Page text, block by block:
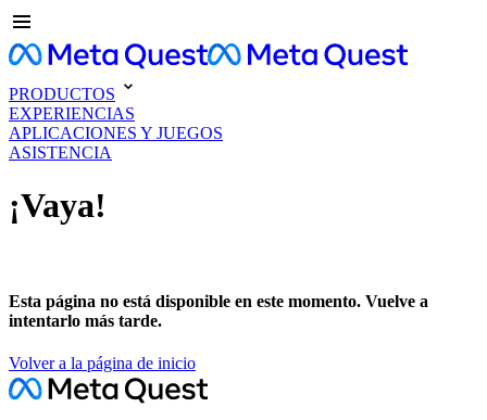
PRODUCTOS
EXPERIENCIAS
APLICACIONES Y JUEGOS
ASISTENCIA
¡Vaya!
Esta página no está disponible en este momento. Vuelve a
intentarlo más tarde.
Volver a la página de inicio